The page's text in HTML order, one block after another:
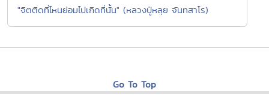
"จิตติดที่ไหนย่อมไปเกิดที่นั้น" (หลวงปู่หลุย จันทสาโร)
Go To Top